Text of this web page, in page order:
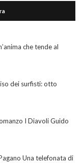
che tende al
dei surfisti: otto
I Diavoli Guido
Una telefonata di